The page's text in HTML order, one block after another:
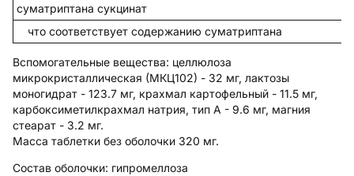
суматриптана сукцинат
что соответствует содержанию суматриптана
Вспомогательные вещества: целлюлоза
микрокристаллическая (МКЦ102) - 32 мг, лактозы
моногидрат - 123.7 мг, крахмал картофельный - 11.5 мг,
карбоксиметилкрахмал натрия, тип А - 9.6 мг, магния
стеарат - 3.2 мг.
Масса таблетки без оболочки 320 мг.
Состав оболочки: гипромеллоза